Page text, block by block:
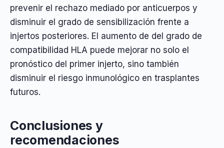
prevenir el rechazo mediado por anticuerpos y
disminuir el grado de sensibilización frente a
injertos posteriores. El aumento de del grado de
compatibilidad HLA puede mejorar no solo el
pronóstico del primer injerto, sino también
disminuir el riesgo inmunológico en trasplantes
futuros.
Conclusiones y
recomendaciones